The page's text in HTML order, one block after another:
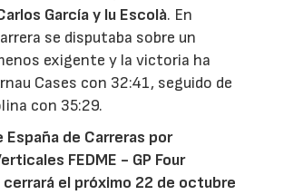
García y Iu Escolà. En
se disputaba sobre un
exigente y la victoria ha
Cases con 32:41, seguido de
con 35:29.
España de Carreras por
FEDME - GP Four
el próximo 22 de octubre